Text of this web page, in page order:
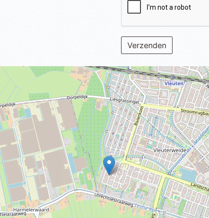
Verzenden